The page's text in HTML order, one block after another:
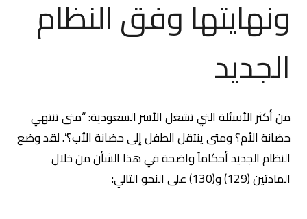
ونهايتها وفق النظام
الجديد
من أكثر الأسئلة التي تشغل الأسر السعودية: “متى تنتهي
حضانة الأم؟ ومتى ينتقل الطفل إلى حضانة الأب؟”. لقد وضع
النظام الجديد أحكاماً واضحة في هذا الشأن من خلال
المادتين (129) و(130) على النحو التالي: